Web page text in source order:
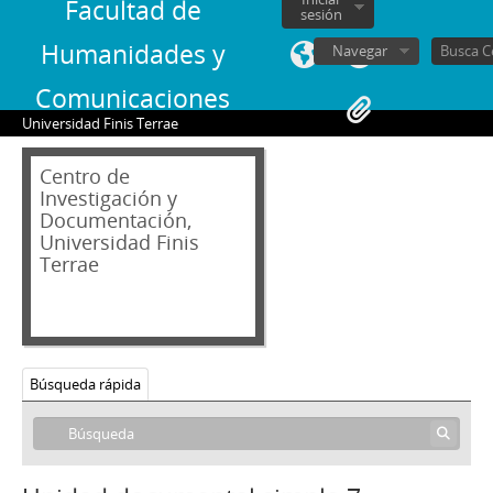
Facultad de
Humanidades y
Comunicaciones
sesión
Navegar
Universidad Finis Terrae
Centro de
Investigación y
Documentación,
Universidad Finis
Terrae
Búsqueda rápida
02 - Archivos personales
FBS - Francisco Bulnes Sanfuentes